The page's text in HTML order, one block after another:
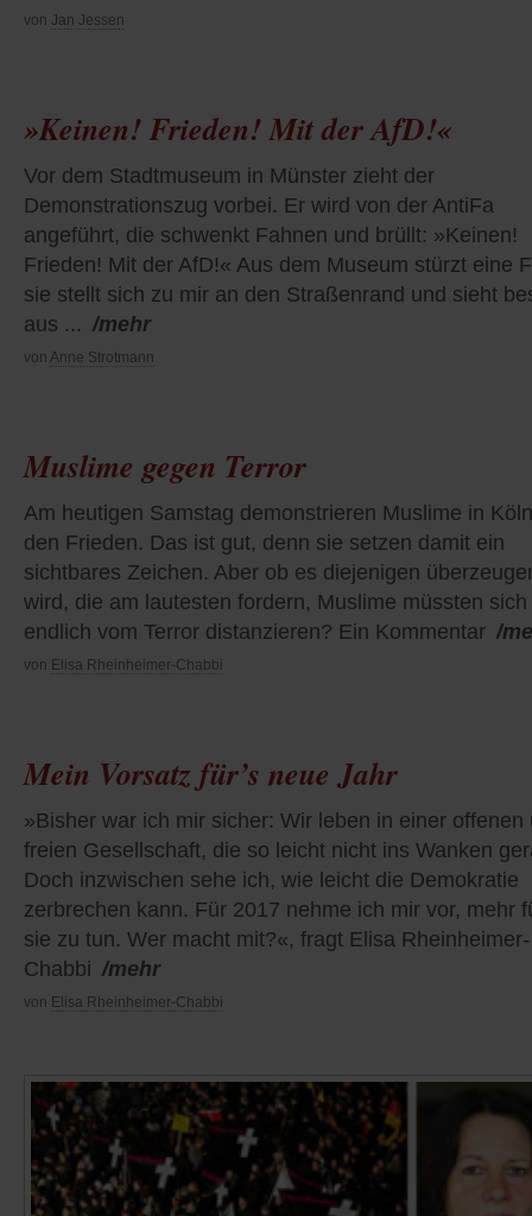
von Jan Jessen
»Keinen! Frieden! Mit der AfD!«
Vor dem Stadtmuseum in Münster zieht der
Demonstrationszug vorbei. Er wird von der AntiFa
angeführt, die schwenkt Fahnen und brüllt: »Keinen!
Frieden! Mit der AfD!« Aus dem Museum stürzt eine
sie stellt sich zu mir an den Straßenrand und sieht
aus ... /mehr
von Anne Strotmann
Muslime gegen Terror
Am heutigen Samstag demonstrieren Muslime in
den Frieden. Das ist gut, denn sie setzen damit ein
sichtbares Zeichen. Aber ob es diejenigen
wird, die am lautesten fordern, Muslime müssten sich
endlich vom Terror distanzieren? Ein Kommentar /
von Elisa Rheinheimer-Chabbi
Mein Vorsatz für’s neue Jahr
»Bisher war ich mir sicher: Wir leben in einer offenen
freien Gesellschaft, die so leicht nicht ins Wanken
Doch inzwischen sehe ich, wie leicht die Demokratie
zerbrechen kann. Für 2017 nehme ich mir vor, mehr
sie zu tun. Wer macht mit?«, fragt Elisa Rheinheimer-
Chabbi /mehr
von Elisa Rheinheimer-Chabbi